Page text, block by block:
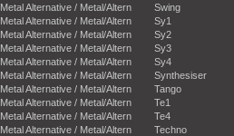
Metal Alternative / Metal/Altern
Metal Alternative / Metal/Altern
Metal Alternative / Metal/Altern
Metal Alternative / Metal/Altern
Metal Alternative / Metal/Altern
Metal Alternative / Metal/Altern
Metal Alternative / Metal/Altern
Metal Alternative / Metal/Altern
Metal Alternative / Metal/Altern
Metal Alternative / Metal/Altern
Swing
Sy1
Sy2
Sy3
Sy4
Synthesiser
Tango
Te1
Te4
Techno